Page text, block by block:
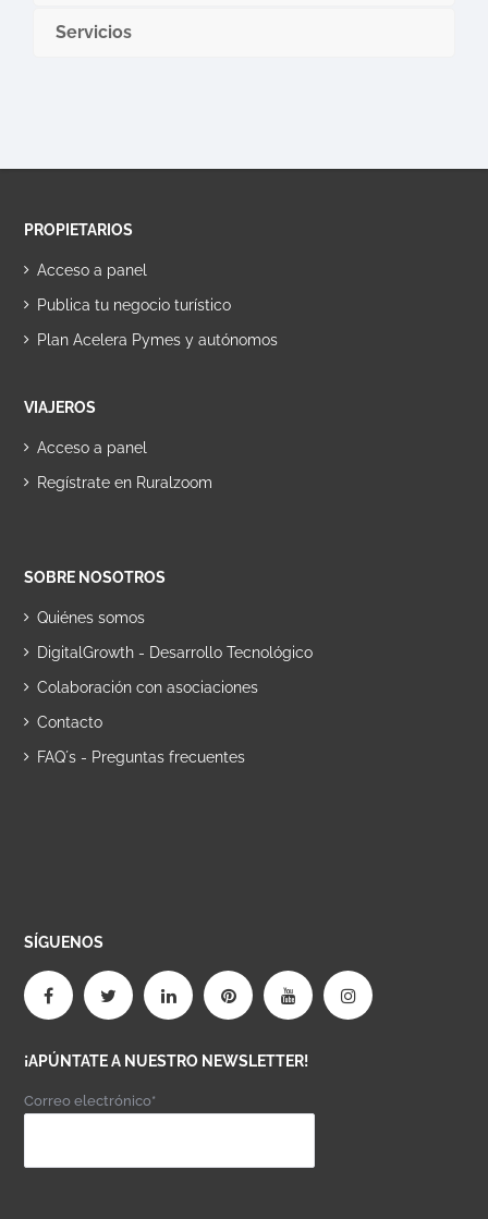
Servicios
PROPIETARIOS
Acceso a panel
Publica tu negocio turístico
Plan Acelera Pymes y autónomos
VIAJEROS
Acceso a panel
Regístrate en Ruralzoom
SOBRE NOSOTROS
Quiénes somos
DigitalGrowth - Desarrollo Tecnológico
Colaboración con asociaciones
Contacto
FAQ´s - Preguntas frecuentes
SÍGUENOS
¡APÚNTATE A NUESTRO NEWSLETTER!
Correo electrónico*